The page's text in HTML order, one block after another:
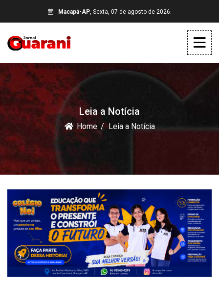
Macapá-AP, Sexta, 07 de agosto de 2026.
Leia a Notícia
Home Leia a Notícia